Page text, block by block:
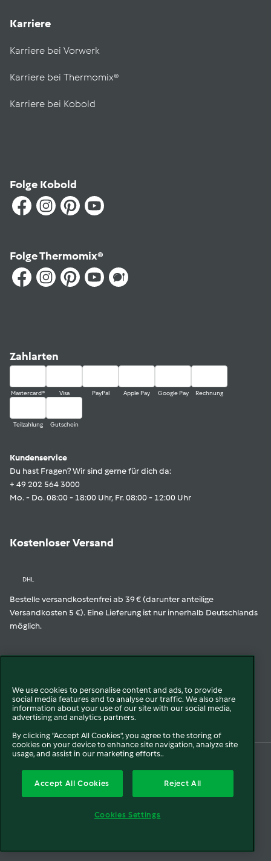
Karriere
Karriere bei Vorwerk
Karriere bei Thermomix®
Karriere bei Kobold
Folge Kobold
Folge Thermomix®
Zahlarten
Mastercard® Visa PayPal Apple Pay Google Pay Rechnung
Teilzahlung Gutschein
Kundenservice
Du hast Fragen? Wir sind gerne für dich da:
+ 49 202 564 3000
Mo. - Do. 08:00 - 18:00 Uhr, Fr. 08:00 - 12:00 Uhr
Kostenloser Versand
DHL
Bestelle versandkostenfrei ab 39 € (darunter anteilige
Versandkosten 5 €). Eine Lieferung ist nur innerhalb Deutschlands
möglich.
Zur Echtheit der Bewertungen
We use cookies to personalise content and ads, to provide
social media features and to analyse our traffic. We also share
information about your use of our site with our social media,
advertising and analytics partners.
By clicking "Accept All Cookies", you agree to the storing of
cookies on your device to enhance site navigation, analyze site
usage, and assist in our marketing efforts..
Accept All Cookies Reject All
Cookies Settings